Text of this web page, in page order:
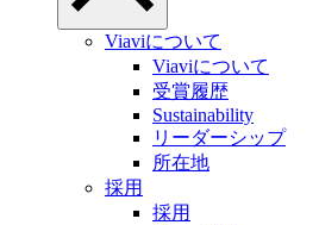
Viaviについて
Viaviについて
受賞履歴
Sustainability
リーダーシップ
所在地
採用
採用